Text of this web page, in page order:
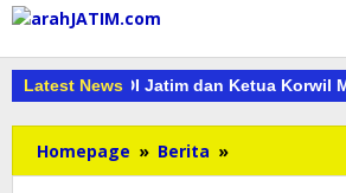
Lewati
konten
Latest News
DPD PKDI Jatim dan Ketua Korwil
Homepage » Berita »
Yang